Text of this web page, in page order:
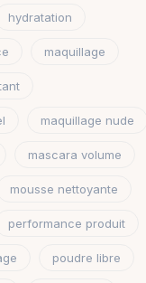
hydratation
maquillage
maquillage nude
mascara volume
mousse nettoyante
performance produit
poudre libre